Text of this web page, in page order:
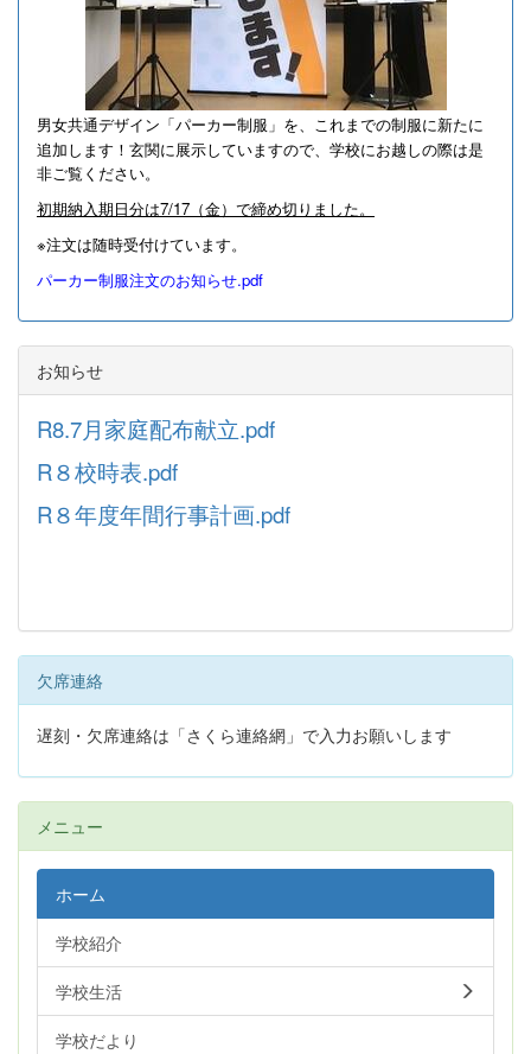
男女共通デザイン「パーカー制服」を、これまでの制服に新たに
追加します！ 玄関に展示していますので、学校にお越しの際は是
非ご覧ください。
初期納入期日分は7/17（金）で締め切りました。
※注文は随時受付けています。
パーカー制服注文のお知らせ.pdf
お知らせ
R8.7月家庭配布献立.pdf
R８校時表.pdf
R８年度年間行事計画.pdf
欠席連絡
遅刻・欠席連絡は「さくら連絡網」で入力お願いします
メニュー
ホーム
学校紹介
学校生活
学校だより